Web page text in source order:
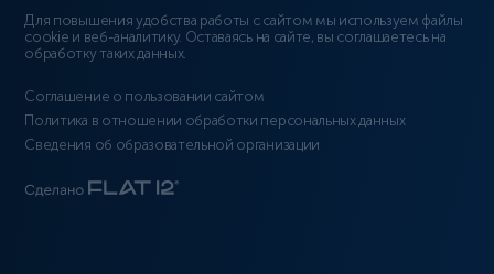
Для повышения удобства работы с сайтом мы используем файлы
cookie и веб-аналитику. Оставаясь на сайте, вы соглашаетесь на
обработку таких данных.
Соглашение о пользовании сайтом
Политика в отношении обработки персональных данных
Сведения об образовательной организации